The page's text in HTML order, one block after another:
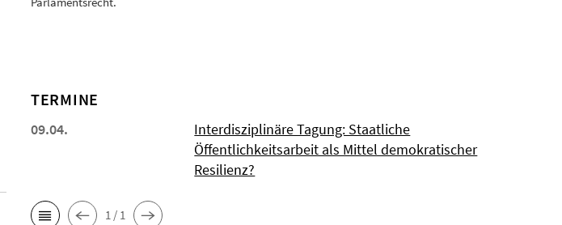
TERMINE
09.04.
Interdisziplinäre Tagung: Staatliche
Öffentlichkeitsarbeit als Mittel demokratischer
Resilienz?
1 / 1